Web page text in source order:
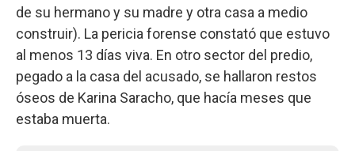
de su hermano y su madre y otra casa a medio
construir). La pericia forense constató que estuvo
al menos 13 días viva. En otro sector del predio,
pegado a la casa del acusado, se hallaron restos
óseos de Karina Saracho, que hacía meses que
estaba muerta.